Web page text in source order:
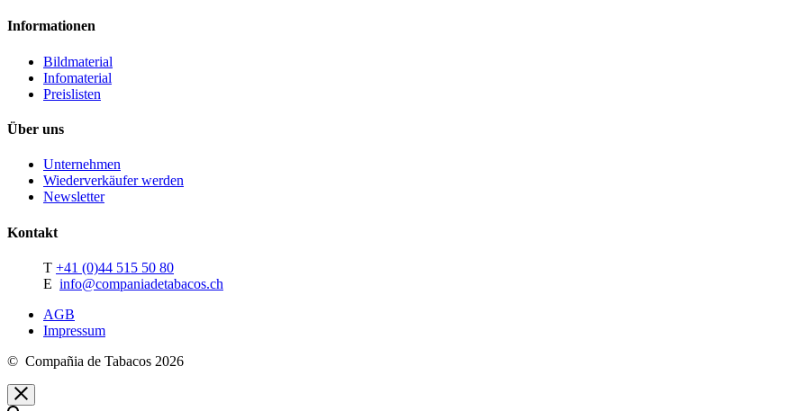
Informationen
Bildmaterial
Infomaterial
Preislisten
Über uns
Unternehmen
Wiederverkäufer werden
Newsletter
Kontakt
T +41 (0)44 515 50 80
E info@companiadetabacos.ch
AGB
Impressum
© Compañia de Tabacos 2026